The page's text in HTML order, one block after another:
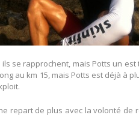
ils se rapprochent, mais Potts un
au km 15, mais Potts est déjà à
repart de plus avec la volonté de